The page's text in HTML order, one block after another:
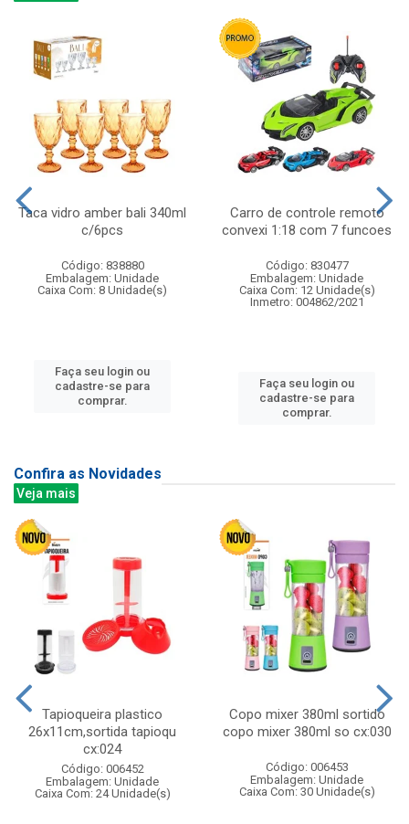
Taca vidro amber bali 340ml
c/6pcs
Código: 838880
Embalagem: Unidade
Caixa Com: 8 Unidade(s)
Faça seu login ou
cadastre-se para
comprar.
Carro de controle remoto
convexi 1:18 com 7 funcoes
Código: 830477
Embalagem: Unidade
Caixa Com: 12 Unidade(s)
Inmetro: 004862/2021
Faça seu login ou
cadastre-se para
comprar.
Confira as Novidades
Veja mais
Tapioqueira plastico
26x11cm,sortida tapioqu
cx:024
Código: 006452
Embalagem: Unidade
Caixa Com: 24 Unidade(s)
Copo mixer 380ml sortido
copo mixer 380ml so cx:030
Código: 006453
Embalagem: Unidade
Caixa Com: 30 Unidade(s)